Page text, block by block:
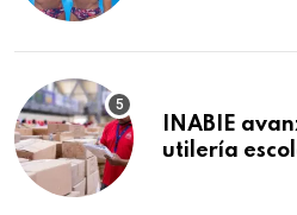
INABIE
utilería